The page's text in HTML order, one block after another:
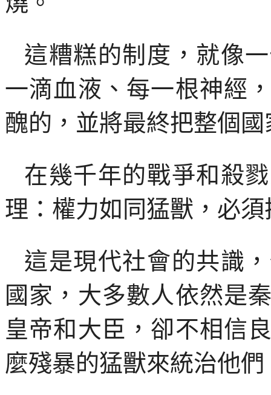
這糟糕的制度，就像
一滴血液、每一根神經
醜的，並將最終把整個
在幾千年的戰爭和殺
理：權力如同猛獸，必
這是現代社會的共識
國家，大多數人依然是
皇帝和大臣，卻不相信
麼殘暴的猛獸來統治他們